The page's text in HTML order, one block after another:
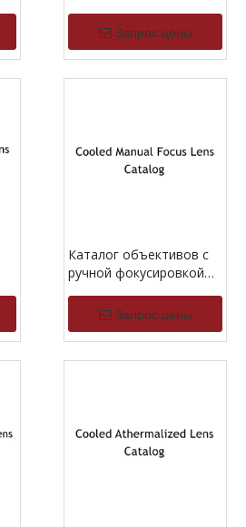
Запрос цены
Каталог объективов с
ручной фокусировкой
Запрос цены